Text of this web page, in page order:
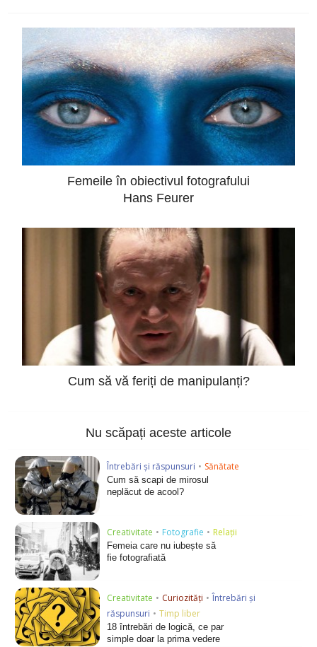
Femeile în obiectivul fotografului
Hans Feurer
Cum să vă feriți de manipulanți?
Nu scăpați aceste articole
Întrebări și răspunsuri • Sănătate
Cum să scapi de mirosul
neplăcut de acool?
Creativitate • Fotografie • Relații
Femeia care nu iubește să
fie fotografiată
Creativitate • Curiozități • Întrebări și
răspunsuri • Timp liber
18 întrebări de logică, ce par
simple doar la prima vedere